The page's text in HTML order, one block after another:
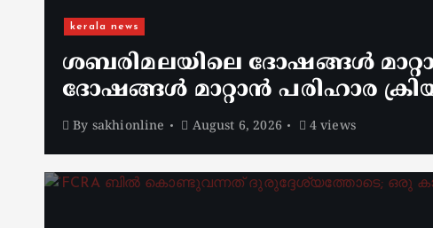
kerala news
ശബരിമലയിലെ ദോഷങ്ങൾ
ദോഷങ്ങൾ മാറ്റാൻ പരിഹാര
By sakhionline August 6, 2026 4 views